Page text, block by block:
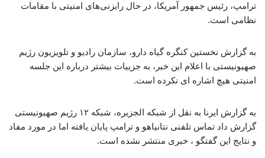
ترامپ، رئیس ‌جمهور آمریکا، در حال رایزنی‌های امنیتی با مقامات
نظامی است.
به گزارش نخستین کنگره گیاه دارو، سازمان رادیو و تلویزیون رژیم
صهیونیستی با اعلام این خبر، به جزییات بیشتر درباره این جلسه
امنیتی هیچ اشاره ای نکرده است.
به گزارش ایرنا به نقل از شبکه الجزیره، شبکه ۱۲ رژیم صهیونیستی
گزارش داد تماس تلفنی نتانیاهو و ترامپ پایان یافته اما در مورد مفاد
و نتایج این گفتگو ، خبری منتشر نشده است.